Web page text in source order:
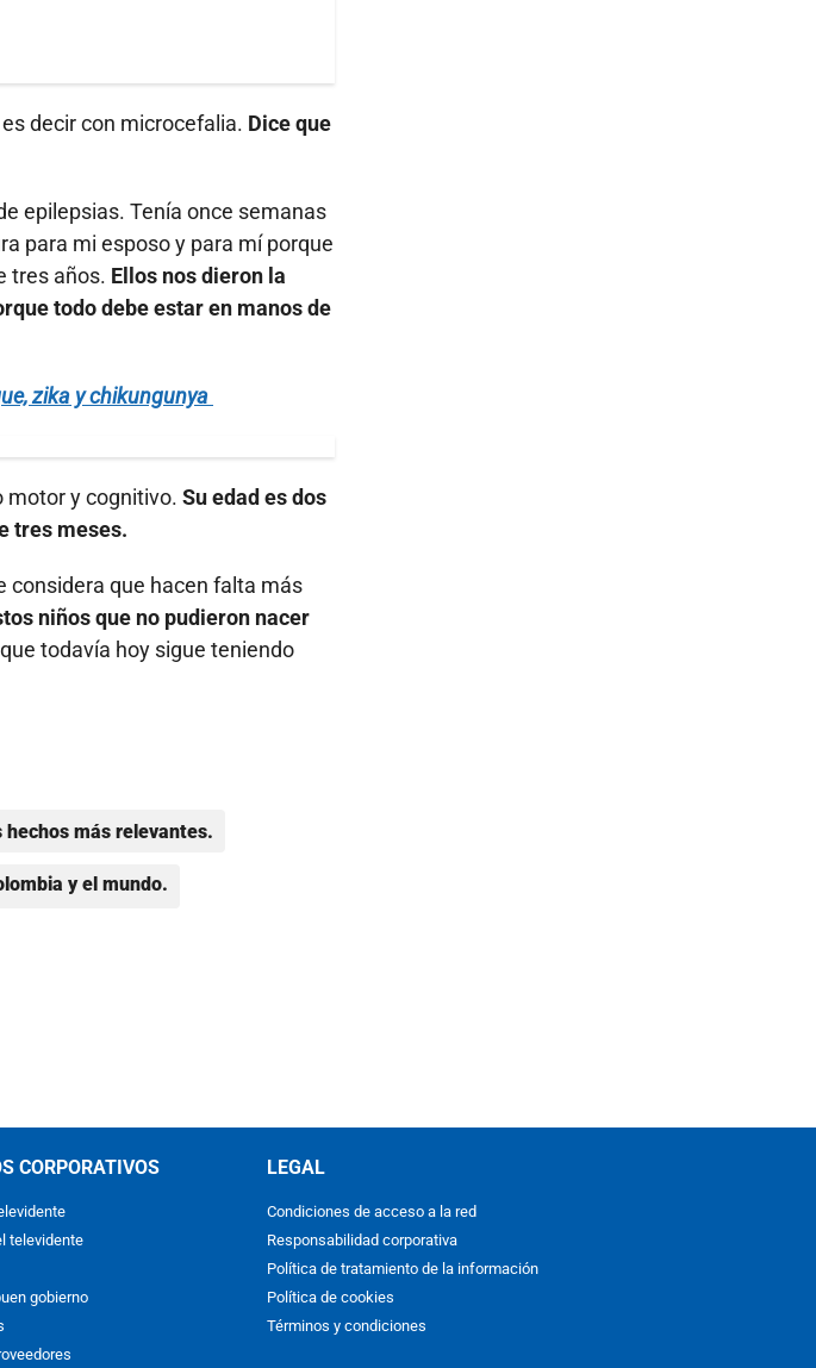
decir con microcefalia. Dice que
epilepsias. Tenía once semanas
para mi esposo y para mí porque
tres años. Ellos nos dieron la
todo debe estar en manos de
zika y chikungunya
motor y cognitivo. Su edad es dos
tres meses.
considera que hacen falta más
niños que no pudieron nacer
todavía hoy sigue teniendo
más relevantes.
y el mundo.
CORPORATIVOS
televidente
gobierno
LEGAL
Condiciones de acceso a la red
Responsabilidad corporativa
Política de tratamiento de la información
Política de cookies
Términos y condiciones